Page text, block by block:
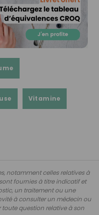
Vitamine
notamment celles relatives à
fournies à titre indicatif et
un traitement ou une
à consulter un médecin ou
question relative à son